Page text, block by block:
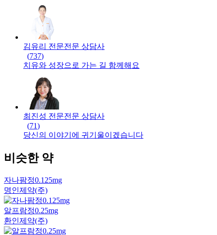
김유리 전문전문 상담사
(737)
치유와 성장으로 가는 길 함께해요
최진성 전문전문 상담사
(71)
당신의 이야기에 귀기울이겠습니다
비슷한 약
자나팜정0.125mg
명인제약(주)
알프람정0.25mg
환인제약(주)